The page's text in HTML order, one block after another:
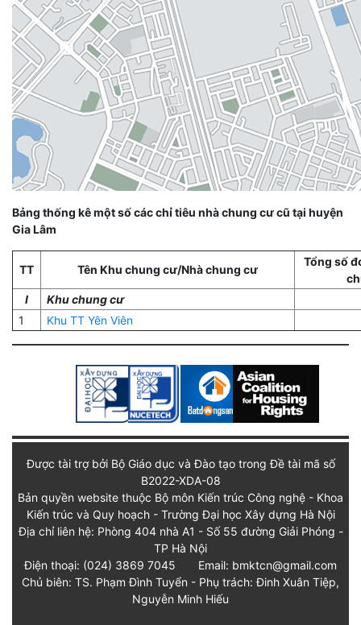
Bảng thống kê một số các chỉ tiêu nhà chung cư cũ tại huyện
Gia Lâm
TT Tên Khu chung cư/Nhà chung cư
Tổng số
I
Khu chung cư
1
Khu TT Yên Viên
Được tài trợ bởi Bộ Giáo dục và Đào tạo trong Đề tài mã số
B2022-XDA-08
Bản quyền website thuộc Bộ môn Kiến trúc Công nghệ - Khoa
Kiến trúc và Quy hoạch - Trường Đại học Xây dựng Hà Nội
Địa chỉ liên hệ: Phòng 404 nhà A1 - Số 55 đường Giải Phóng -
TP Hà Nội
Điện thoại: (024) 3869 7045
Email: bmktcn@gmail.com
Chủ biên: TS. Phạm Đình Tuyển - Phụ trách: Đinh Xuân Tiệp,
Nguyễn Minh Hiếu